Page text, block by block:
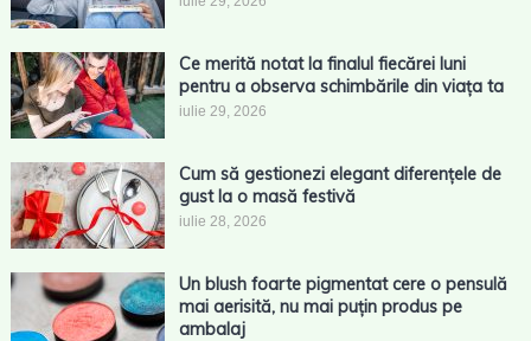
Ce merită notat la finalul fiecărei luni
pentru a observa schimbările din viața ta
iulie 29, 2026
Cum să gestionezi elegant diferențele de
gust la o masă festivă
iulie 28, 2026
Un blush foarte pigmentat cere o pensulă
mai aerisită, nu mai puțin produs pe
ambalaj